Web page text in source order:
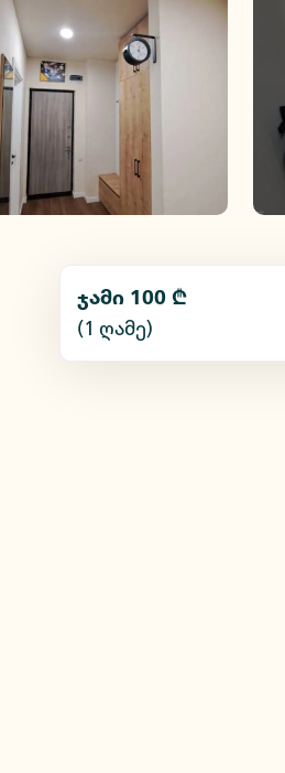
ჯამი 100 ₾
(1 ღამე)